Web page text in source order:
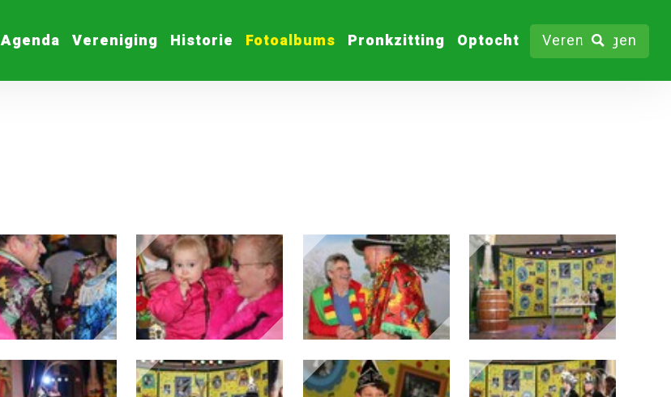
Agenda Vereniging Historie Fotoalbums Pronkzitting Optocht Verenigingen